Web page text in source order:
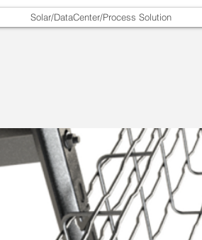
Solar/DataCenter/Process Solution